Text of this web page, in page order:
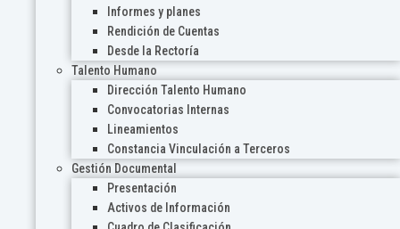
Informes y planes
Rendición de Cuentas
Desde la Rectoría
Talento Humano
Dirección Talento Humano
Convocatorias Internas
Lineamientos
Constancia Vinculación a Terceros
Gestión Documental
Presentación
Activos de Información